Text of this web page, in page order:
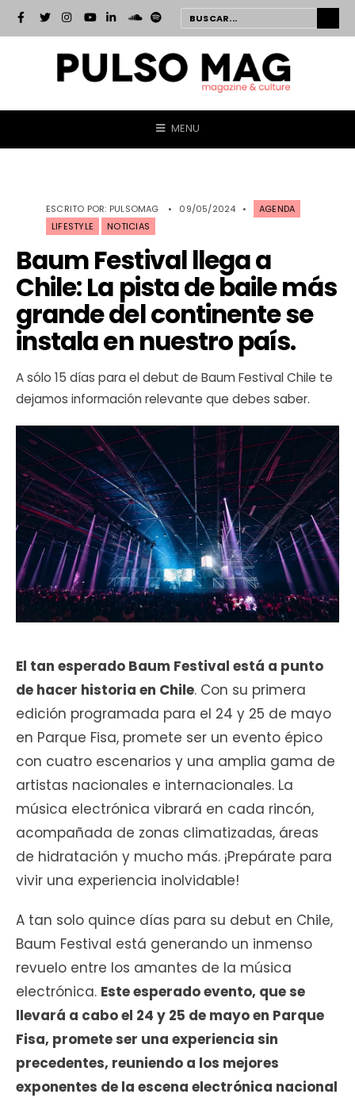
MENU
ESCRITO POR: PULSOMAG • 09/05/2024 •
AGENDA
LIFESTYLE
NOTICIAS
Baum Festival llega a
Chile: La pista de baile más
grande del continente se
instala en nuestro país.
A sólo 15 días para el debut de Baum Festival Chile te
dejamos información relevante que debes saber.
El tan esperado Baum Festival está a punto
de hacer historia en Chile. Con su primera
edición programada para el 24 y 25 de mayo
en Parque Fisa, promete ser un evento épico
con cuatro escenarios y una amplia gama de
artistas nacionales e internacionales. La
música electrónica vibrará en cada rincón,
acompañada de zonas climatizadas, áreas
de hidratación y mucho más. ¡Prepárate para
vivir una experiencia inolvidable!
A tan solo quince días para su debut en Chile,
Baum Festival está generando un inmenso
revuelo entre los amantes de la música
electrónica. Este esperado evento, que se
llevará a cabo el 24 y 25 de mayo en Parque
Fisa, promete ser una experiencia sin
precedentes, reuniendo a los mejores
exponentes de la escena electrónica nacional